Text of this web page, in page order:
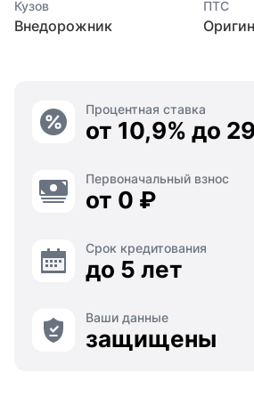
Кузов
Внедорожник
ПТС
Процентная ставка
от 10,9% до
Первоначальный взнос
от 0 ₽
Срок кредитования
до 5 лет
Ваши данные
защищены